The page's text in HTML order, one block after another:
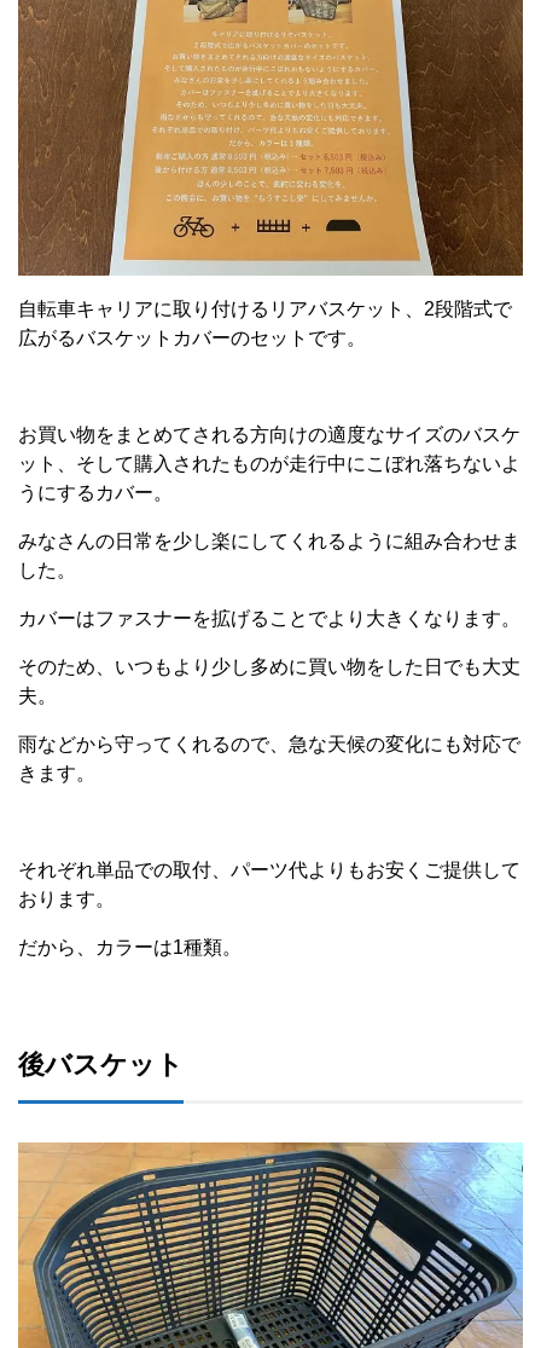
自転車キャリアに取り付けるリアバスケット、2段階式で
広がるバスケットカバーのセットです。
お買い物をまとめてされる方向けの適度なサイズのバスケ
ット、そして購入されたものが走行中にこぼれ落ちないよ
うにするカバー。
みなさんの日常を少し楽にしてくれるように組み合わせま
した。
カバーはファスナーを拡げることでより大きくなります。
そのため、いつもより少し多めに買い物をした日でも大丈
夫。
雨などから守ってくれるので、急な天候の変化にも対応で
きます。
それぞれ単品での取付、パーツ代よりもお安くご提供して
おります。
だから、カラーは1種類。
後バスケット